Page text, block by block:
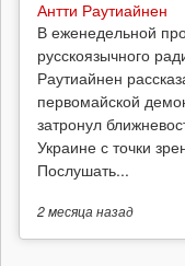
Антти Раутиайнен
В еженедельной
русскоязычного
Раутиайнен
первомайской
затронул
Украине с точки
Послушать...
2 месяцаназад